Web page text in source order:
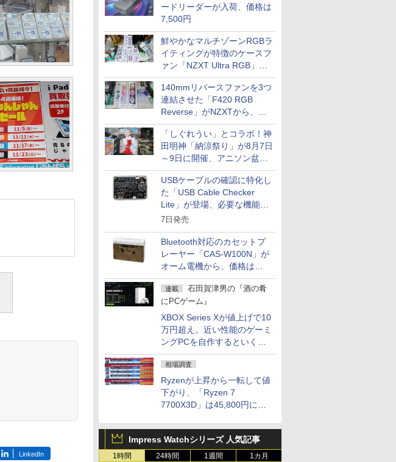
ードリーダーが入荷、価格は
7,500円
鮮やかなマルチゾーンRGBラ
イティングが特徴のケースフ
ァン「NZXT Ultra RGB」が
発売、計8製品
140mmリバースファンを3つ
連結させた「F420 RGB
Reverse」がNZXTから、単
一フレーム採用
「しぐれうい」とコラボ！神
田明神「納涼祭り」が8月7日
～9日に開催、アニソン盆踊
りや屋台グルメなどもあり
USBケーブルの確認に特化し
た「USB Cable Checker
Lite」が登場、必要な機能を
凝縮しコンパクトに
7日発売
Bluetooth対応のカセットプ
レーヤー「CAS-W100N」が
オーム電機から、価格は
5,940円
連載
石田賀津男の『酒の肴
にPCゲーム』
XBOX Series Xが値上げで10
万円超え。近い性能のゲーミ
ングPCを自作するといくら
になる？
相場調査
Ryzenが上昇から一転して値
下がり、「Ryzen 7
7700X3D」は45,800円に急
との価格逆転解消 [8月前半の
CPU価格]
Impress Watchシリーズ 人気記事
1時間 24時間 1週間 1カ月
LinkedIn